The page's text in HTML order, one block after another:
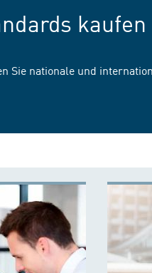
kaufen
Sie nationale und